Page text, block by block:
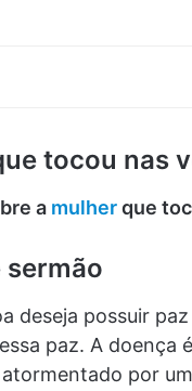
tocou nas
a mulherque
deseja possuir
paz. A doença
por